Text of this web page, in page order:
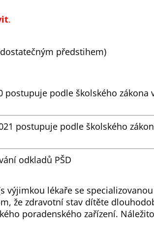
.
předstihem)
podle školského zákona
postupuje podle školského
odkladů PŠD
výjimkou lékaře se
že zdravotní stav dítěte
poradenského zařízení.